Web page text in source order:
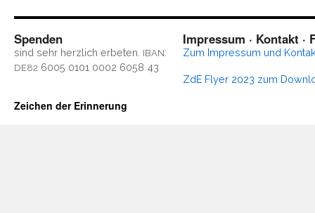
Spenden
sind sehr herz­lich erbe­ten. IBAN:
DE82 6005 0101 0002 6058 43
Impressum · Kontakt ·
Zum Impres­sum und
ZdE Fly­er 2023 zum
Zeichen der Erinnerung